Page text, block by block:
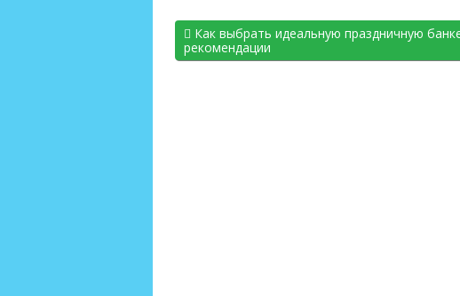
Как выбрать идеальную праздничную
рекомендации